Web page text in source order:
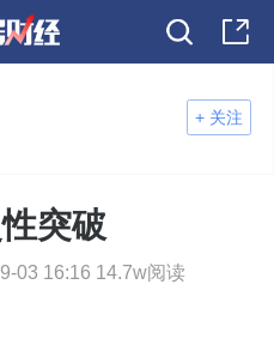
+ 关注
突破
03 16:16 14.7w阅读